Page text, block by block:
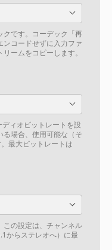
クです。コーデック「再
ンコードせずに入力ファ
ームをコピーします。
ィオビットレートを設
る場合、使用可能な（そ
最大ビットレートは
この設定は、チャンネル
からステレオへ）に最